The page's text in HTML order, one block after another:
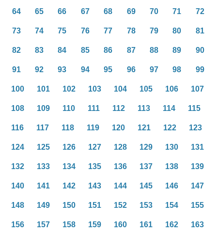
64 65 66 67 68 69 70 71 72
73 74 75 76 77 78 79 80 81
82 83 84 85 86 87 88 89 90
91 92 93 94 95 96 97 98 99
100 101 102 103 104 105 106 107
108 109 110 111 112 113 114 115
116 117 118 119 120 121 122 123
124 125 126 127 128 129 130 131
132 133 134 135 136 137 138 139
140 141 142 143 144 145 146 147
148 149 150 151 152 153 154 155
156 157 158 159 160 161 162 163